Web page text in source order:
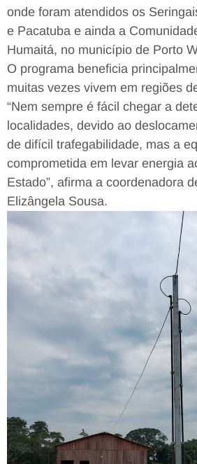
onde foram atendidos os
e Pacatuba e ainda a
Humaitá, no município de Porto
O programa beneficia
muitas vezes vivem em regiões
“Nem sempre é fácil chegar a
localidades, devido ao
de difícil trafegabilidade, mas a
comprometida em levar energia
Estado”, afirma a coordenadora
Elizângela Sousa.